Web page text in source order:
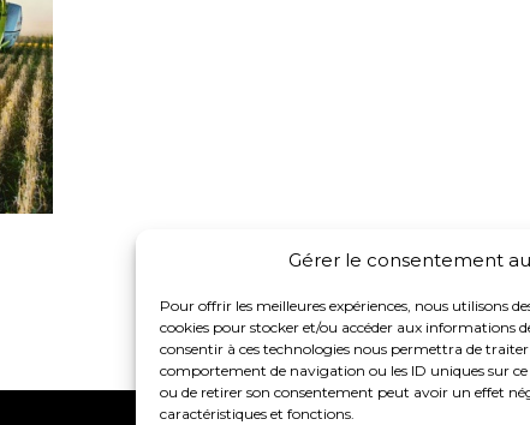
Gérer le consentement
Pour offrir les meilleures expériences, nous utilisons
cookies pour stocker et/ou accéder aux informations
consentir à ces technologies nous permettra de traiter
comportement de navigation ou les ID uniques sur ce
ou de retirer son consentement peut avoir un effet
caractéristiques et fonctions.